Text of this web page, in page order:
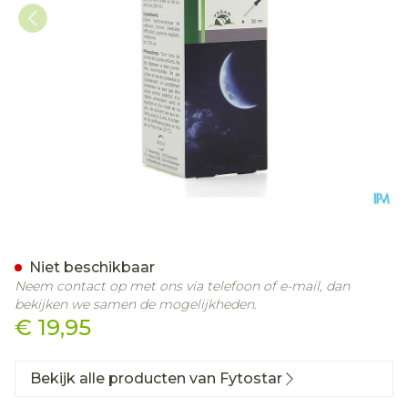
€ 19,95
Niet beschikbaar
Neem contact op met ons via telefoon of e-mail, dan
bekijken we samen de mogelijkheden.
Bekijk alle producten van Fytostar